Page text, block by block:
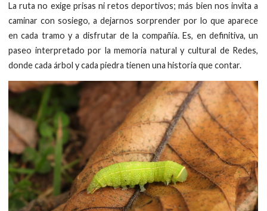
La ruta no exige prisas ni retos deportivos; más bien nos invita a
caminar con sosiego, a dejarnos sorprender por lo que aparece
en cada tramo y a disfrutar de la compañía. Es, en definitiva, un
paseo interpretado por la memoria natural y cultural de Redes,
donde cada árbol y cada piedra tienen una historia que contar.